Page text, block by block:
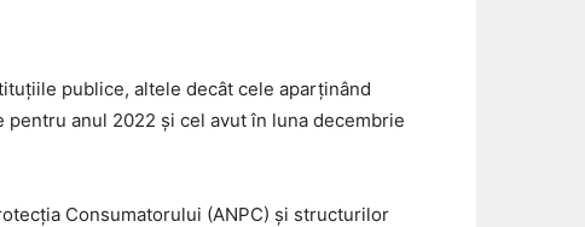
publice, altele decât cele aparținând
anul 2022 şi cel avut în luna decembrie
Consumatorului (ANPC) şi structurilor